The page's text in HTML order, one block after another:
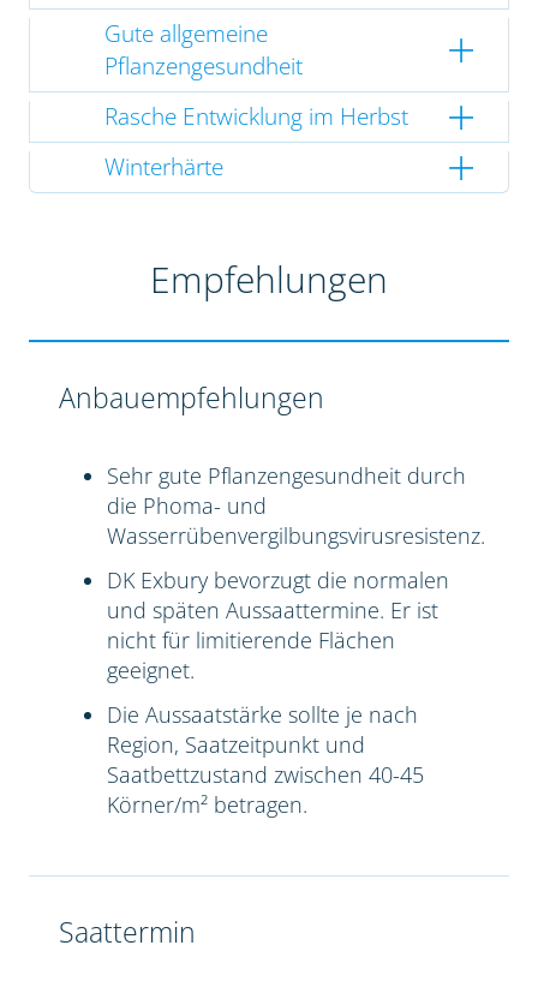
Gute allgemeine
Pflanzengesundheit
Rasche Entwicklung im Herbst
Winterhärte
Empfehlungen
Anbauempfehlungen
Sehr gute Pflanzengesundheit durch
die Phoma- und
Wasserrübenvergilbungsvirusresistenz.
DK Exbury bevorzugt die normalen
und späten Aussaattermine. Er ist
nicht für limitierende Flächen
geeignet.
Die Aussaatstärke sollte je nach
Region, Saatzeitpunkt und
Saatbettzustand zwischen 40-45
Körner/m² betragen.
Saattermin